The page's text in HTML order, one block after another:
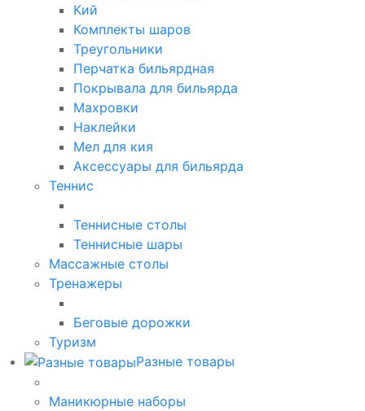
Кий
Комплекты шаров
Треугольники
Перчатка бильярдная
Покрывала для бильярда
Махровки
Наклейки
Мел для кия
Аксессуары для бильярда
Теннис
Теннисные столы
Теннисные шары
Массажные столы
Тренажеры
Беговые дорожки
Туризм
Разные товары
Маникюрные наборы